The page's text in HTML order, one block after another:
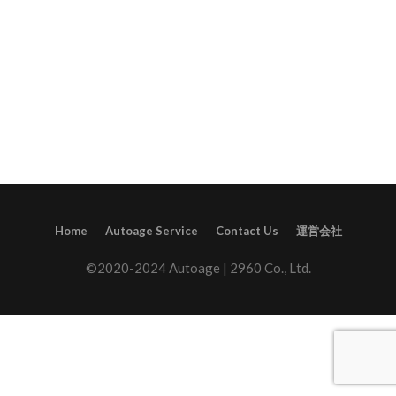
Home Autoage Service Contact Us 運営会社
©2020-2024 Autoage | 2960 Co., Ltd.